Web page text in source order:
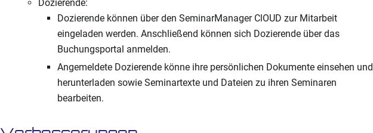
Dozierende:
Dozierende können über den SeminarManager ClOUD zur Mitarbeit
eingeladen werden. Anschließend können sich Dozierende über das
Buchungsportal anmelden.
Angemeldete Dozierende könne ihre persönlichen Dokumente einsehen und
herunterladen sowie Seminartexte und Dateien zu ihren Seminaren
bearbeiten.